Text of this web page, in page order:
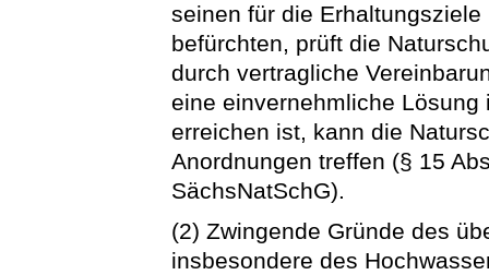
seinen für die
befürchten, prüft die
durch vertragliche
eine einvernehmliche
erreichen ist, kann die
Anordnungen treffen (§ 15
SächsNatSchG).
(2) Zwingende Gründe des
insbesondere des